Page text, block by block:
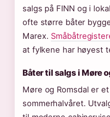
salgs på FINN og i
ofte større båter
Marex.
at fylkene har høyest
Båter til salgs i Møre
Møre og Romsdal er
sommerhalvåret.